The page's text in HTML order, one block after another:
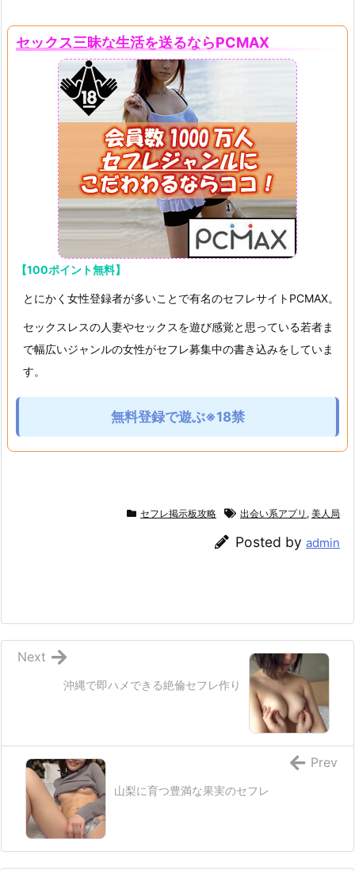
セックス三昧な生活を送るならPCMAX
【100ポイント無料】
とにかく女性登録者が多いことで有名のセフレサイトPCMAX。
セックスレスの人妻やセックスを遊び感覚と思っている若者ま
で幅広いジャンルの女性がセフレ募集中の書き込みをしていま
す。
無料登録で遊ぶ※18禁
セフレ掲示板攻略 出会い系アプリ , 美人局
Posted by admin
沖縄で即ハメできる絶倫セフレ作り
Next
山梨に育つ豊満な果実のセフレ
Prev